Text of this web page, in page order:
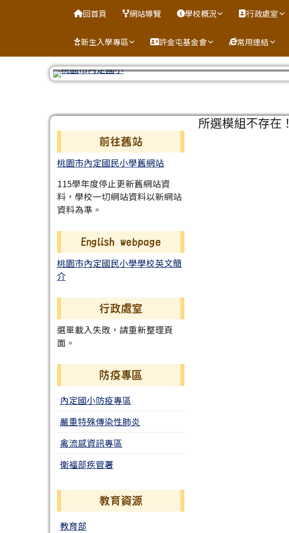
桃園市中壢區內定國小
回首頁 網站導覽 學校概況 行政處室
新生入學專區 許金屯基金會 常用連結
左邊區域內容
前往舊站
桃園市內定國民小學舊網站
115學年度停止更新舊網站資
料，學校一切網站資料以新網站
資料為準。
English webpage
桃園市內定國民小學學校英文簡
介
行政處室
選單載入失敗，請重新整理頁
面。
防疫專區
內定國小防疫專區
嚴重特殊傳染性肺炎
禽流感資訊專區
衛福部疾管署
教育資源
教育部
主內容區域
所選模組不存在！
頁尾區域